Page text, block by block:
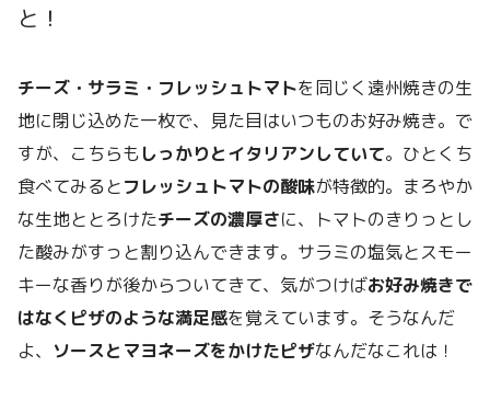
と！
チーズ・サラミ・フレッシュトマトを同じく遠州焼きの生
地に閉じ込めた一枚で、見た目はいつものお好み焼き。で
すが、こちらもしっかりとイタリアンしていて。ひとくち
食べてみるとフレッシュトマトの酸味が特徴的。まろやか
な生地ととろけたチーズの濃厚さに、トマトのきりっとし
た酸みがすっと割り込んできます。サラミの塩気とスモー
キーな香りが後からついてきて、気がつけばお好み焼きで
はなくピザのような満足感を覚えています。そうなんだ
よ、 ソースとマヨネーズをかけたピザなんだなこれは！